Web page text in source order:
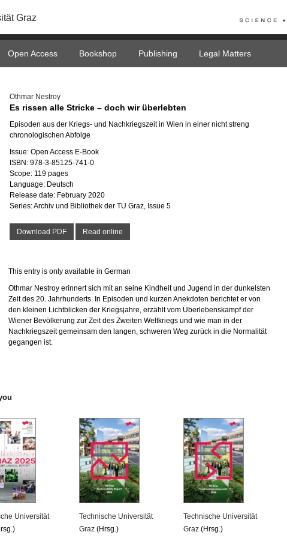
Graz
Open Access Bookshop Publishing Legal Matters
Othmar Nestroy
Es rissen alle Stricke – doch wir überlebten
Episoden aus der Kriegs- und Nachkriegszeit in Wien in einer nicht streng
chronologischen Abfolge
Issue: Open Access E-Book
ISBN: 978-3-85125-741-0
Scope: 119 pages
Language: Deutsch
Release date: February 2020
Series: Archiv und Bibliothek der TU Graz, Issue 5
Download PDF Read online
This entry is only available in German
Othmar Nestroy erinnert sich mit an seine Kindheit und Jugend in der dunkelsten
Zeit des 20. Jahrhunderts. In Episoden und kurzen Anekdoten berichtet er von
den kleinen Lichtblicken der Kriegsjahre, erzählt vom Überlebenskampf der
Wiener Bevölkerung zur Zeit des Zweiten Weltkriegs und wie man in der
Nachkriegszeit gemeinsam den langen, schweren Weg zurück in die Normalität
gegangen ist.
Universität
Technische Universität
Graz (Hrsg.)
Technische Universität
Graz(Hrsg.)